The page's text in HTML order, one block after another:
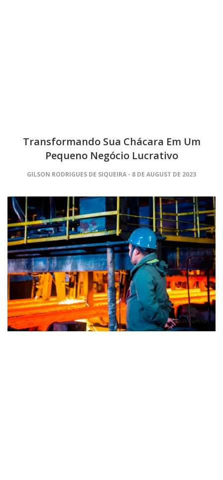
Transformando Sua Chácara Em Um
Pequeno Negócio Lucrativo
GILSON RODRIGUES DE SIQUEIRA 8 DE AUGUST DE 2023